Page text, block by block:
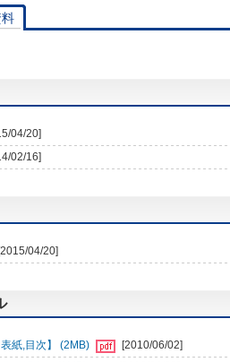
04/20]
02/16]
[2015/04/20]
紙,目次】 (2MB)
[2010/06/02]